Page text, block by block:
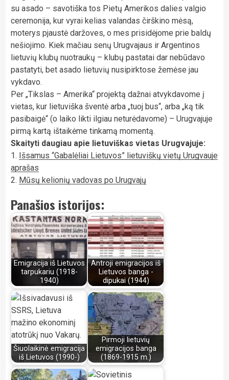
su asado – savotiška tos Pietų Amerikos dalies valgio
ceremonija, kur vyrai kelias valandas čirškino mėsą,
moterys pjaustė daržoves, o mes prisidėjome prie baldų
nešiojimo. Kiek mačiau senų Urugvajaus ir Argentinos
lietuvių klubų nuotraukų – klubų pastatai dar nebūdavo
pastatyti, bet asado lietuvių nusipirktose žemėse jau
vykdavo.
Per „Tikslas – Amerika“ projektą dažnai atvykdavome į
vietas, kur lietuviška šventė arba „tuoj bus“, arba „ką tik
pasibaigė“ (o laiko likti ilgiau neturėdavome) – Urugvajuje
pirmą kartą ištaikėme tinkamą momentą.
Skaityti daugiau apie lietuviškas vietas Urugvajuje:
1. Išsamus “Gabalėliai Lietuvos” lietuviškų vietų Urugvauje
aprašas
2. Mūsų kelionių vadovas po Urugvajų
Panašios istorijos:
Emigracija iš Lietuvos
tarpukariu (1918-
1940)
Antroji emigracijos iš
Lietuvos banga -
dipukai (1944)
Šiuolaikinė emigracija
iš Lietuvos (1990-)
Pirmoji lietuvių
emigracijos banga
(1869-1915 m.)